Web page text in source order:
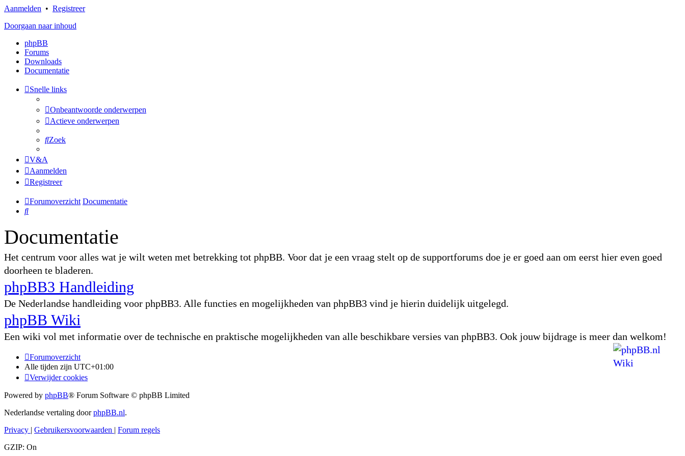
Aanmelden • Registreer
Doorgaan naar inhoud
phpBB
Forums
Downloads
Documentatie
Snelle links
Onbeantwoorde onderwerpen
Actieve onderwerpen
Zoek
V&A
Aanmelden
Registreer
Forumoverzicht Documentatie
Zoek
Documentatie
Het centrum voor alles wat je wilt weten met betrekking tot phpBB. Voor dat je een vraag stelt op de supportforums doe je er goed aan om eerst hier even goed
doorheen te bladeren.
phpBB3 Handleiding
De Nederlandse handleiding voor phpBB3. Alle functies en mogelijkheden van phpBB3 vind je hierin duidelijk uitgelegd.
phpBB Wiki
Een wiki vol met informatie over de technische en praktische mogelijkheden van alle beschikbare versies van phpBB3. Ook jouw bijdrage is meer dan welkom!
Forumoverzicht
Alle tijden zijn UTC+01:00
Verwijder cookies
Powered by phpBB® Forum Software © phpBB Limited
Nederlandse vertaling doorphpBB.nl.
Privacy | Gebruikersvoorwaarden | Forum regels
GZIP: On